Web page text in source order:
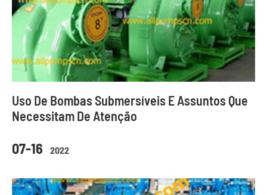
07-16 2022
Uso De Bombas Submersíveis E Assuntos Que
Necessitam De Atenção